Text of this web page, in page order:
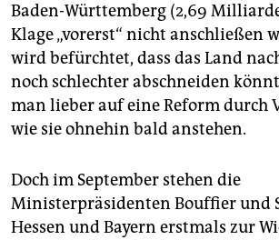
Baden-Württemberg (2,69
Klage „vorerst“ nicht anschließen
wird befürchtet, dass das Land
noch schlechter abschneiden
man lieber auf eine Reform durch
wie sie ohnehin bald anstehen.
Doch im September stehen die
Ministerpräsidenten Bouffier und
Hessen und Bayern erstmals zur